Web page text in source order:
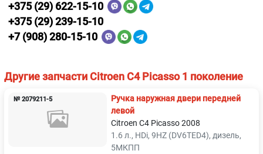
+375 (29) 622-15-10
+375 (29) 239-15-10
+7 (908) 280-15-10
Другие запчасти Citroen C4 Picasso 1 поколение
№ 2079211-5
Ручка наружная двери передней
левой
Citroen C4 Picasso 2008
1.6 л., HDi, 9HZ (DV6TED4), дизель,
5МКПП